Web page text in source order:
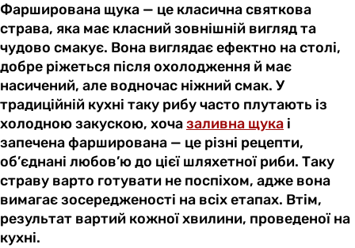
Фарширована щука — це класична святкова
страва, яка має класний зовнішній вигляд та
чудово смакує. Вона виглядає ефектно на столі,
добре ріжеться після охолодження й має
насичений, але водночас ніжний смак. У
традиційній кухні таку рибу часто плутають із
холодною закускою, хочазаливна щука і
запечена фарширована — це різні рецепти,
об’єднані любов’ю до цієї шляхетної риби. Таку
страву варто готувати не поспіхом, адже вона
вимагає зосередженості на всіх етапах. Втім,
результат вартий кожної хвилини, проведеної на
кухні.